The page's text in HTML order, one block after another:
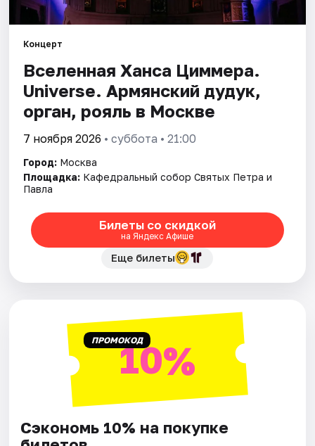
Площадки
Артисты
Рейтинги
Концерт
Вселенная Ханса Циммера.
Universe. Армянский дудук,
орган, рояль в Москве
7 ноября 2026 • суббота • 21:00
Город: Москва
Площадка: Кафедральный собор Святых Петра и
Павла
Билеты со скидкой
на Яндекс Афише
Еще билеты
ПРОМОКОД10%
Сэкономь 10% на покупке